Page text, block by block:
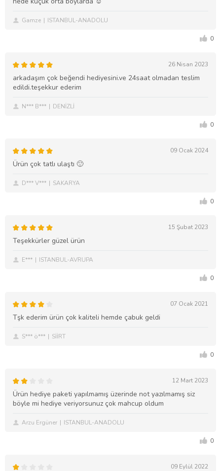
Gamze ISTANBUL-ANADOLU
0
26 Nisan 2023
arkadaşım çok beğendi hediyesini.ve 24saat olmadan teslim
edildi.teşekkur ederim
N*** B*** DENİZLİ
0
09 Ocak 2024
Ürün çok tatlı ulaştı 🙂
D*** V*** SAKARYA
0
15 Şubat 2023
Teşekkürler güzel ürün
E*** ISTANBUL-AVRUPA
0
07 Ocak 2021
Tşk ederim ürün çok kaliteli hemde çabuk geldi
S*** ö*** SİİRT
0
12 Mart 2023
Ürün hediye paketi yapılmamış üzerinde not yazılmamış siz
böyle mi hediye veriyorsunuz çok mahcup oldum
Arzu Ergüner ISTANBUL-ANADOLU
0
09 Eylül 2022